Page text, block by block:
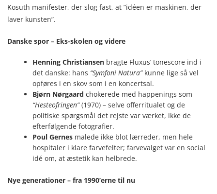
Kosuth manifester, der slog fast, at ”idéen er maskinen, der
laver kunsten”.
Danske spor – Eks-skolen og videre
Henning Christiansen bragte Fluxus’ tonescore ind i
det danske: hans “Symfoni Natura”kunne lige så vel
opføres i en skov som i en koncertsal.
Bjørn Nørgaard chokerede med happenings som
“Hesteofringen”(1970) – selve offerritualet og de
politiske spørgsmål det rejste var værket, ikke de
efterfølgende fotografier.
Poul Gernes malede ikke blot lærreder, men hele
hospitaler i klare farvefelter; farvevalget var en social
idé om, at æstetik kan helbrede.
Nye generationer – fra 1990’erne til nu